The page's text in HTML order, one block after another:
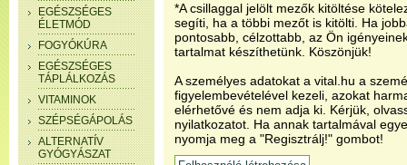
EGÉSZSÉGES
ÉLETMÓD
FOGYÓKÚRA
EGÉSZSÉGES
TÁPLÁLKOZÁS
VITAMINOK
SZÉPSÉGÁPOLÁS
ALTERNATÍV
GYÓGYÁSZAT
*A csillaggal jelölt mezők kitöltése
segíti, ha a többi mezőt is kitölti. Ha
pontosabb, célzottabb, az Ön
tartalmat készíthetünk. Köszönjük!
A személyes adatokat a vital.hu a
figyelembevételével kezeli, azokat
elérhetővé és nem adja ki. Kérjük,
nyilatkozatot. Ha annak tartalmával
nyomja meg a "Regisztrálj!" gombot!